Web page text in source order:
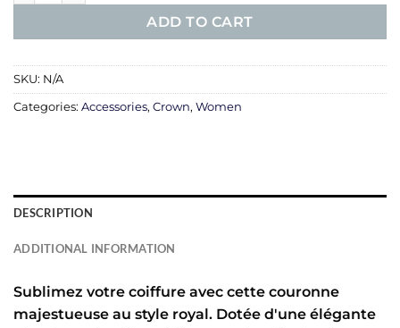
ADD TO CART
SKU: N/A
Categories: Accessories, Crown, Women
DESCRIPTION
ADDITIONAL INFORMATION
Sublimez votre coiffure avec cette couronne
majestueuse au style royal. Dotée d'une élégante